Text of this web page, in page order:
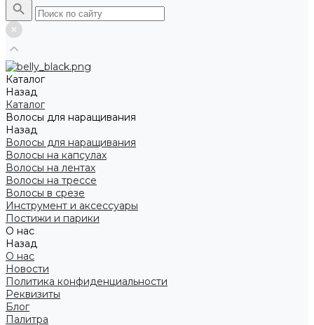
Каталог
Назад
Каталог
Волосы для наращивания
Назад
Волосы для наращивания
Волосы на капсулах
Волосы на лентах
Волосы на трессе
Волосы в срезе
Инструмент и аксессуары
Постижи и парики
О нас
Назад
О нас
Новости
Политика конфиденциальности
Реквизиты
Блог
Палитра